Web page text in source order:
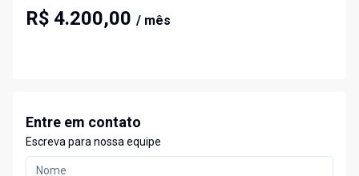
R$ 4.200,00 / mês
Entre em contato
Escreva para nossa equipe